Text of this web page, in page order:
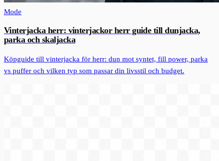
Mode
Vinterjacka herr: vinterjackor herr guide till dunjacka,
parka och skaljacka
Köpguide till vinterjacka för herr: dun mot syntet, fill power, parka
vs puffer och vilken typ som passar din livsstil och budget.